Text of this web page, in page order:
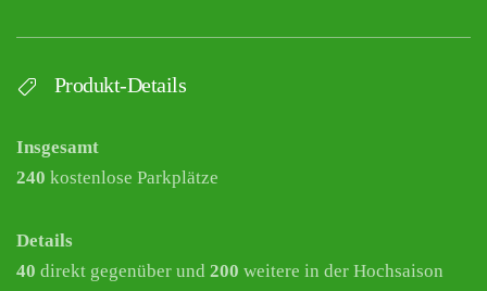
Produkt-Details
Insgesamt
240 kostenlose Parkplätze
Details
40 direkt gegenüber und 200 weitere in der Hochsaison